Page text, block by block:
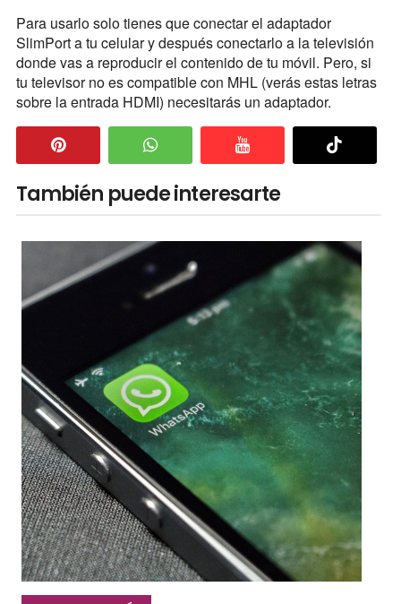
Para usarlo solo tienes que conectar el adaptador
SlimPort a tu celular y después conectarlo a la televisión
donde vas a reproducir el contenido de tu móvil. Pero, si
tu televisor no es compatible con MHL (verás estas letras
sobre la entrada HDMI) necesitarás un adaptador.
También puede interesarte